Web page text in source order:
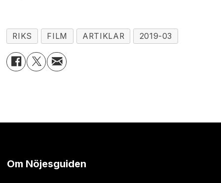
RIKS FILM ARTIKLAR 2019-03
Om Nöjesguiden